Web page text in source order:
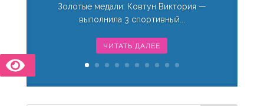
Золотые медали: Ковтун Виктория —
выполнила 3 спортивный...
ЧИТАТЬ ДАЛЕЕ